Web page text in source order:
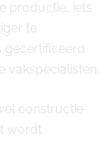
productie, iets
te
gecertificeerd
vakspecialisten.
constructie
wordt